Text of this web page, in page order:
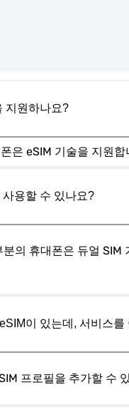
지원하나요?
은 eSIM 기술을 지원
용할 수 있나요?
의 휴대폰은 듀얼
이 있는데, 서비스를
프로필을 추가할 수